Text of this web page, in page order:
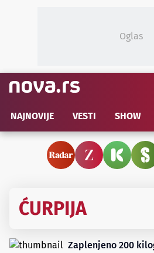
Oglas
NAJNOVIJE VESTI SHOW
ĆURPIJA
Zaplenjeno 200